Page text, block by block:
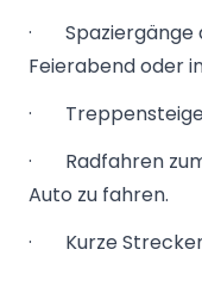
· Spaziergänge
Feierabend oder
·
· Radfahren
Auto zu fahren.
· Kurze